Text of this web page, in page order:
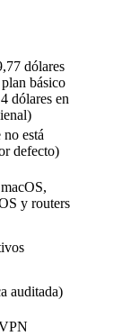
dólares
básico
dólares en
está
defecto)
y routers
auditada)